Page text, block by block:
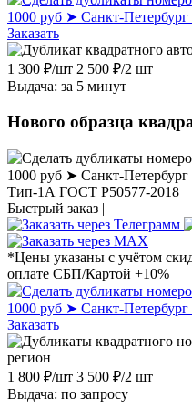
Заказать
1 300 ₽/шт 2 500 ₽/2 шт
Выдача: за 5 минут
Нового образца
Тип-1А ГОСТ Р50577-2018
Быстрый заказ |
*Цены указаны с учётом
оплате СБП/Картой +10%
Заказать
1 800 ₽/шт 3 500 ₽/2 шт
Выдача: по запросу